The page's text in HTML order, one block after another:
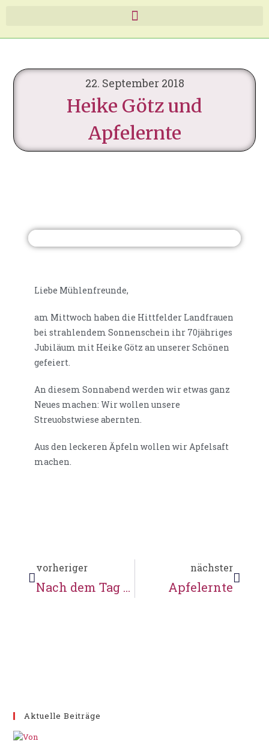
22. September 2018
Heike Götz und
Apfelernte
Liebe Mühlenfreunde,
am Mittwoch haben die Hittfelder Landfrauen
bei strahlendem Sonnenschein ihr 70jähriges
Jubiläum mit Heike Götz an unserer Schönen
gefeiert.
An diesem Sonnabend werden wir etwas ganz
Neues machen: Wir wollen unsere
Streuobstwiese abernten.
Aus den leckeren Äpfeln wollen wir Apfelsaft
machen.
vorheriger
Nach dem Tag des offenen Denkmals
nächster
Apfelernte
Aktuelle Beiträge